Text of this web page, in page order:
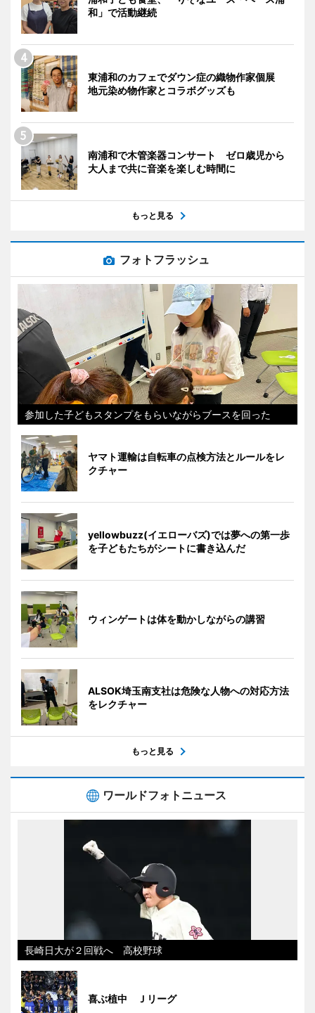
和」で活動継続
東浦和のカフェでダウン症の織物作家個展
地元染め物作家とコラボグッズも
南浦和で木管楽器コンサート ゼロ歳児から
大人まで共に音楽を楽しむ時間に
もっと見る
フォトフラッシュ
参加した子どもスタンプをもらいながらブースを回った
ヤマト運輸は自転車の点検方法とルールをレ
クチャー
yellowbuzz(イエローバズ)では夢への第一歩
を子どもたちがシートに書き込んだ
ウィンゲートは体を動かしながらの講習
ALSOK埼玉南支社は危険な人物への対応方法
をレクチャー
もっと見る
ワールドフォトニュース
長崎日大が２回戦へ 高校野球
喜ぶ植中 Ｊリーグ